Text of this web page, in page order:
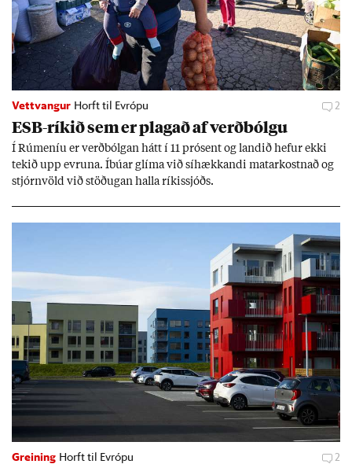
Vettvangur Horft til Evrópu 2
ESB-rík­ið sem er plag­að af verð­bólgu
Í Rúm­en­íu er verð­bólg­an hátt í 11 pró­sent og land­ið hef­ur ekki
tek­ið upp evr­una. Íbú­ar glíma við sí­hækk­andi mat­ar­kostn­að og
stjórn­völd við stöð­ug­an halla rík­is­sjóðs.
Greining Horft til Evrópu 2